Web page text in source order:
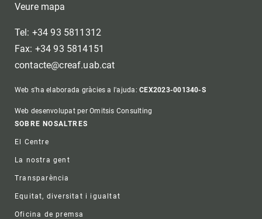
Veure mapa
Tel: +34 93 5811312
Fax: +34 93 5814151
contacte@creaf.uab.cat
Web s'ha elaborada gràcies a l'ajuda:CEX2023-001340-S
Web desenvolupat per Omitsis Consulting
Footer
SOBRE NOSALTRES
El Centre
La nostra gent
Transparència
Equitat, diversitat i igualtat
Oficina de premsa